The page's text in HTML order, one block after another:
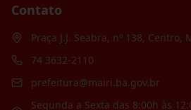
Contato
Praça J.J. Seabra, nº 138, Centro,
74 3632-2110
prefeitura@mairi.ba.gov.br
Segunda a Sexta das 8:00h às